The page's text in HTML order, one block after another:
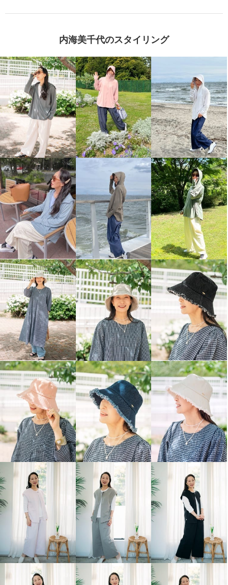
ヘ・エラ 抗菌防臭 コットン贅沢
仕立て 深ばきショーツ ３枚セッ
ト
エクリュセット Ｌ
¥0
ヘ・エラ 抗菌防臭 コットン贅沢
仕立て 深ばきショーツ ３枚セッ
ト
エクリュセット ＬＬ
¥0
内海美千代のスタイリング